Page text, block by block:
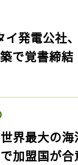
イ発電公社
で覚書締結
世界最大の
加盟国が合
入りに
ンが必